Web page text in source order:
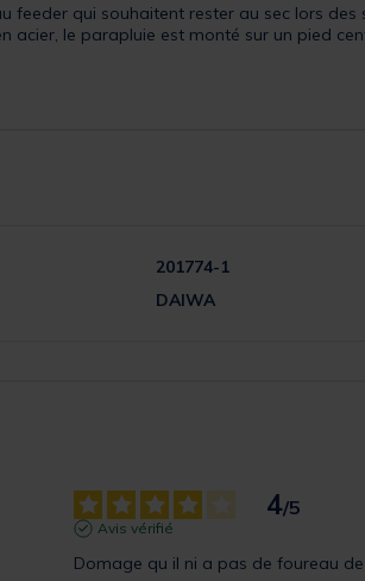
feeder qui souhaitent rester au sec lors
acier, le parapluie est monté sur un pied
201774-1
DAIWA
4/5
Avis vérifié
Domage qu il ni a pas de foureau